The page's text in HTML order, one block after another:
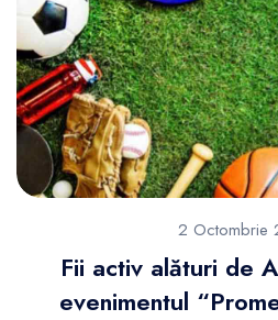
2 Octombrie
Fii activ alături de
evenimentul